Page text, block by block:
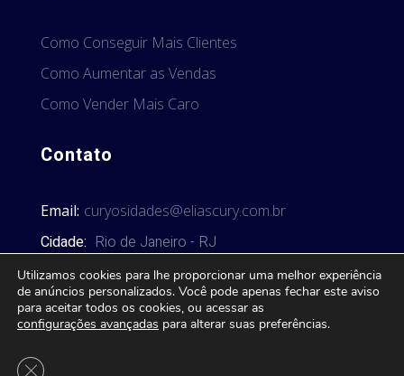
Como Conseguir Mais Clientes
Como Aumentar as Vendas
Como Vender Mais Caro
Contato
Email: curyosidades@eliascury.com.br
Cidade: Rio de Janeiro - RJ
© 2026 Curyosidades. Todos os direitos reservados.
Utilizamos cookies para lhe proporcionar uma melhor experiência
de anúncios personalizados. Você pode apenas fechar este aviso
para aceitar todos os cookies, ou acessar as
configurações avançadas para alterar suas preferências.
Close GDPR Cookie Banner